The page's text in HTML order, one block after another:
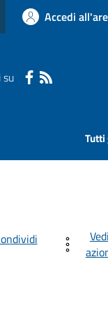
Accedi
su
Vedi